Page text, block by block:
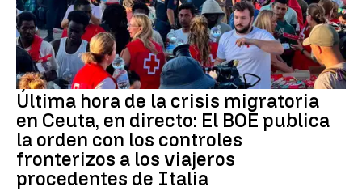
Última hora de la crisis migratoria
en Ceuta, en directo: El BOE publica
la orden con los controles
fronterizos a los viajeros
procedentes de Italia